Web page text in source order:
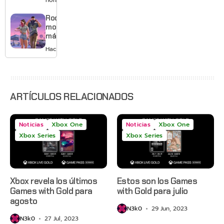
y mucho
Mario
Rockstar
mostrará
más de
GTA 6 en
agosto
Hace 1 día
ARTÍCULOS RELACIONADOS
Noticias
Xbox One
Xbox Series
Xbox revela los últimos
Games with Gold para
agosto
N3k0 27 Jul, 2023
Noticias
Xbox One
Xbox Series
Estos son los Games
with Gold para julio
N3k0 29 Jun, 2023